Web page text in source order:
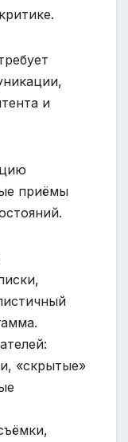
и
приёмы
«скрытые»